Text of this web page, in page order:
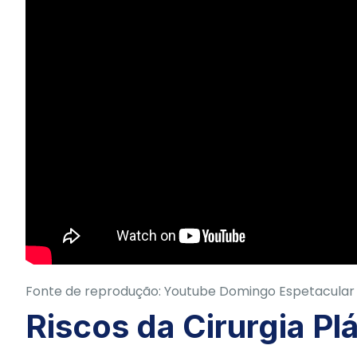
Fonte de reprodução: Youtube Domingo Espetacular
Riscos da Cirurgia